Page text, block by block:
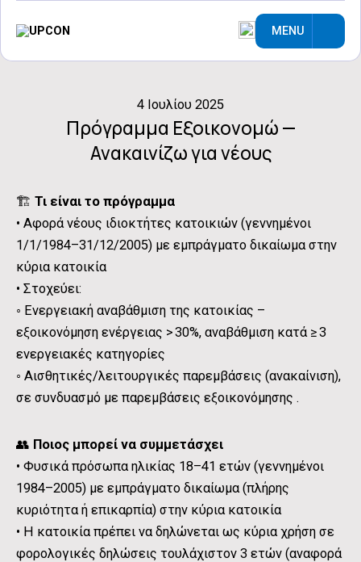
MENU
4 Ιουλίου 2025
Πρόγραμμα Εξοικονομώ —
Ανακαινίζω για νέους
🏗️ Τι είναι το πρόγραμμα
• Αφορά νέους ιδιοκτήτες κατοικιών (γεννημένοι
1/1/1984–31/12/2005) με εμπράγματο δικαίωμα στην
κύρια κατοικία
• Στοχεύει:
◦ Ενεργειακή αναβάθμιση της κατοικίας –
εξοικονόμηση ενέργειας > 30%, αναβάθμιση κατά ≥ 3
ενεργειακές κατηγορίες
◦ Αισθητικές/λειτουργικές παρεμβάσεις (ανακαίνιση),
σε συνδυασμό με παρεμβάσεις εξοικονόμησης .
👥 Ποιος μπορεί να συμμετάσχει
• Φυσικά πρόσωπα ηλικίας 18–41 ετών (γεννημένοι
1984–2005) με εμπράγματο δικαίωμα (πλήρης
κυριότητα ή επικαρπία) στην κύρια κατοικία
• Η κατοικία πρέπει να δηλώνεται ως κύρια χρήση σε
φορολογικές δηλώσεις τουλάχιστον 3 ετών (αναφορά